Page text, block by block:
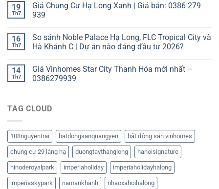
19
Th7
Giá Chung Cư Hạ Long Xanh | Giá bán: 0386 279
939
16
Th7
So sánh Noble Palace Hạ Long, FLC Tropical City và
Hà Khánh C | Dự án nào đáng đầu tư 2026?
14
Th7
Giá Vinhomes Star City Thanh Hóa mới nhất –
0386279939
TAG CLOUD
108nguyentrai batdongsanquangyen bất động sản vinhomes
chung cư 29 láng hạ duongtaythanglong hanoisignature
hinoderoyalpark imperiaholiday imperiaholidayhalong
imperiaskypark namankhanh nhaoxahoihalong